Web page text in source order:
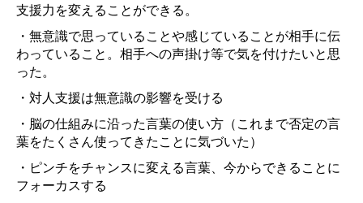
支援力を変えることができる。
・無意識で思っていることや感じていることが相手に伝
わっていること。相手への声掛け等で気を付けたいと思
った。
・対人支援は無意識の影響を受ける
・脳の仕組みに沿った言葉の使い方（これまで否定の言
葉をたくさん使ってきたことに気づいた）
・ピンチをチャンスに変える言葉、今からできることに
フォーカスする